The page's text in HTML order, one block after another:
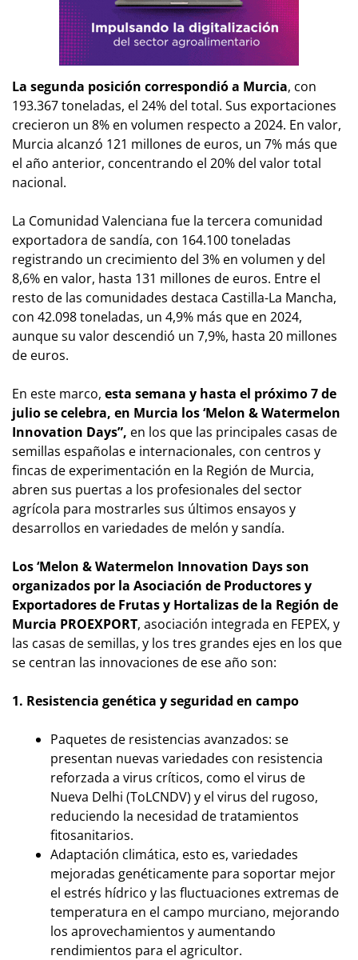
La segunda posición correspondió a Murcia, con
193.367 toneladas, el 24% del total. Sus exportaciones
crecieron un 8% en volumen respecto a 2024. En valor,
Murcia alcanzó 121 millones de euros, un 7% más que
el año anterior, concentrando el 20% del valor total
nacional.
La Comunidad Valenciana fue la tercera comunidad
exportadora de sandía, con 164.100 toneladas
registrando un crecimiento del 3% en volumen y del
8,6% en valor, hasta 131 millones de euros. Entre el
resto de las comunidades destaca Castilla-La Mancha,
con 42.098 toneladas, un 4,9% más que en 2024,
aunque su valor descendió un 7,9%, hasta 20 millones
de euros.
En este marco, esta semana y hasta el próximo 7 de
julio se celebra, en Murcia los ‘Melon & Watermelon
Innovation Days”, en los que las principales casas de
semillas españolas e internacionales, con centros y
fincas de experimentación en la Región de Murcia,
abren sus puertas a los profesionales del sector
agrícola para mostrarles sus últimos ensayos y
desarrollos en variedades de melón y sandía.
Los ‘Melon & Watermelon Innovation Days son
organizados por la Asociación de Productores y
Exportadores de Frutas y Hortalizas de la Región de
Murcia PROEXPORT, asociación integrada en FEPEX, y
las casas de semillas, y los tres grandes ejes en los que
se centran las innovaciones de ese año son:
1. Resistencia genética y seguridad en campo
Paquetes de resistencias avanzados: se
presentan nuevas variedades con resistencia
reforzada a virus críticos, como el virus de
Nueva Delhi (ToLCNDV) y el virus del rugoso,
reduciendo la necesidad de tratamientos
fitosanitarios.
Adaptación climática, esto es, variedades
mejoradas genéticamente para soportar mejor
el estrés hídrico y las fluctuaciones extremas de
temperatura en el campo murciano, mejorando
los aprovechamientos y aumentando
rendimientos para el agricultor.